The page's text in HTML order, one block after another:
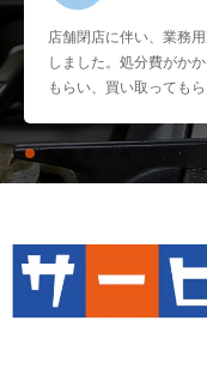
店舗閉店に伴い、業務
しました。処分費がか
もらい、買い取っても